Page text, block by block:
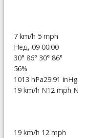
7 km/h 5 mph
Нед, 09 00:00
30° 86° 30° 86°
56%
1013 hPa29.91 inHg
19 km/h N12 mph N
19 km/h 12 mph